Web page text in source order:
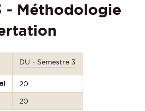
- Méthodologie
DU - Semestre 3
20
20